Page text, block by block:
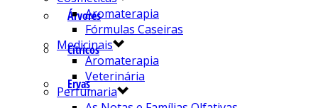
Árvores
Cítricos
Ervas
Aromaterapia
Fórmulas Caseiras
Medicinais
Aromaterapia
Veterinária
Perfumaria